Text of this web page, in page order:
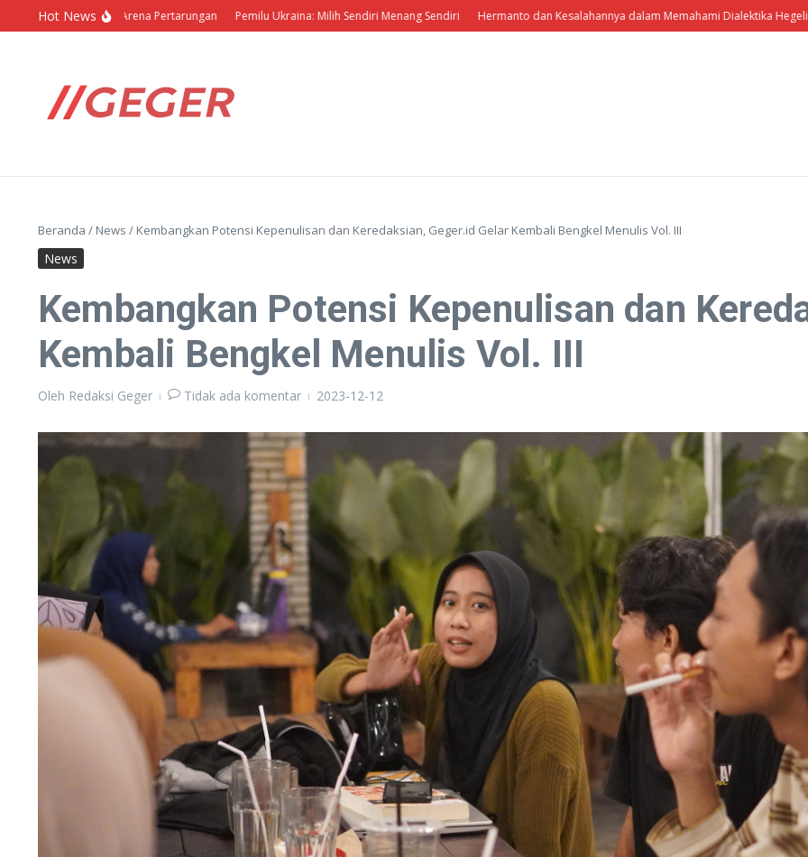
Lewati ke konten
Hot News
dalam Arena Pertarungan Pemilu Ukraina: Milih Sendiri Menang Sendiri Hermanto dan Kesalahannya dalam Memahami Dialektika Hegelianisme
Beranda / News / Kembangkan Potensi Kepenulisan dan Keredaksian, Geger.id Gelar Kembali Bengkel Menulis Vol. III
News
Kembangkan Potensi Kepenulisan dan
Kembali Bengkel Menulis Vol. III
Oleh Redaksi Geger Tidak ada komentar 2023-12-12